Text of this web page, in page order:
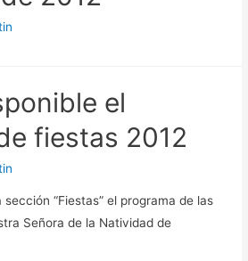
el
fiestas 2012
“Fiestas” el programa de las
Señora de la Natividad de